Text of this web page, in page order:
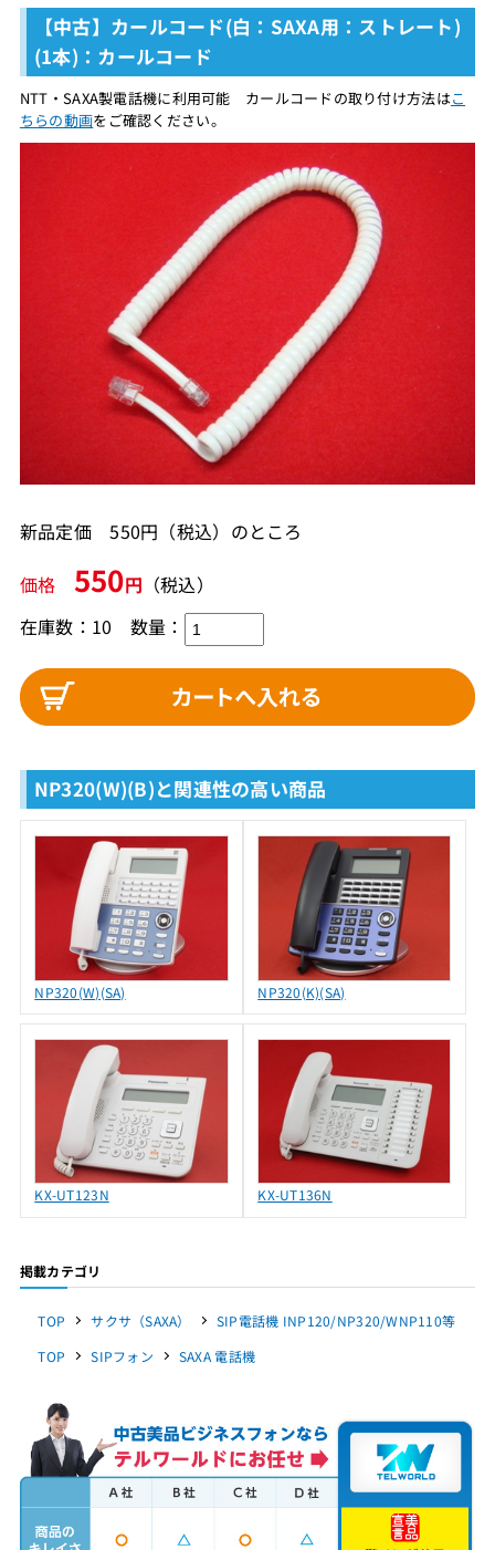
【中古】カールコード(白：SAXA用：ストレート)
(1本)：カールコード
NTT・SAXA製電話機に利用可能 カールコードの取り付け方法はこ
ちらの動画をご確認ください。
新品定価 550円（税込）のところ
価格 550円 （税込）
在庫数：10 数量：
NP320(W)(B)と関連性の高い商品
NP320(W)(SA) NP320(K)(SA)
KX-UT123N KX-UT136N
掲載カテゴリ
TOP サクサ（SAXA）
SIP電話機 INP120/NP320/WNP110等
TOP
SIPフォン SAXA 電話機